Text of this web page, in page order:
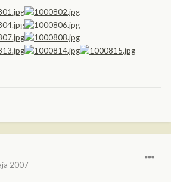
2007